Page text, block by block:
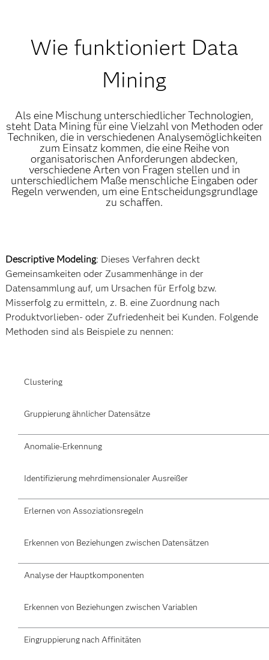
Wie funktioniert Data
Mining
Als eine Mischung unterschiedlicher Technologien,
steht Data Mining für eine Vielzahl von Methoden oder
Techniken, die in verschiedenen Analysemöglichkeiten
zum Einsatz kommen, die eine Reihe von
organisatorischen Anforderungen abdecken,
verschiedene Arten von Fragen stellen und in
unterschiedlichem Maße menschliche Eingaben oder
Regeln verwenden, um eine Entscheidungsgrundlage
zu schaffen.
Descriptive Modeling: Dieses Verfahren deckt
Gemeinsamkeiten oder Zusammenhänge in der
Datensammlung auf, um Ursachen für Erfolg bzw.
Misserfolg zu ermitteln, z. B. eine Zuordnung nach
Produktvorlieben- oder Zufriedenheit bei Kunden. Folgende
Methoden sind als Beispiele zu nennen:
Clustering
Gruppierung ähnlicher Datensätze
Anomalie-Erkennung
Identifizierung mehrdimensionaler Ausreißer
Erlernen von Assoziationsregeln
Erkennen von Beziehungen zwischen Datensätzen
Analyse der Hauptkomponenten
Erkennen von Beziehungen zwischen Variablen
Eingruppierung nach Affinitäten